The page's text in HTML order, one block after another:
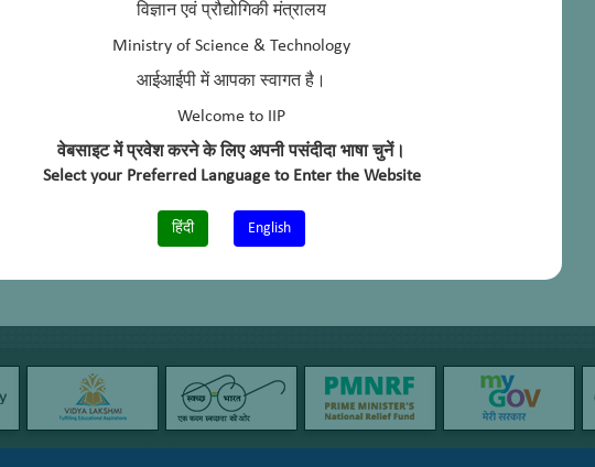
विज्ञान एवं प्रौद्योगिकी मंत्रालय
Ministry of Science & Technology
आईआईपी में आपका स्वागत है।
Welcome to IIP
वेबसाइट में प्रवेश करने के लिए अपनी पसंदीदा भाषा चुनें।
Select your Preferred Language to Enter the Website
हिंदी English